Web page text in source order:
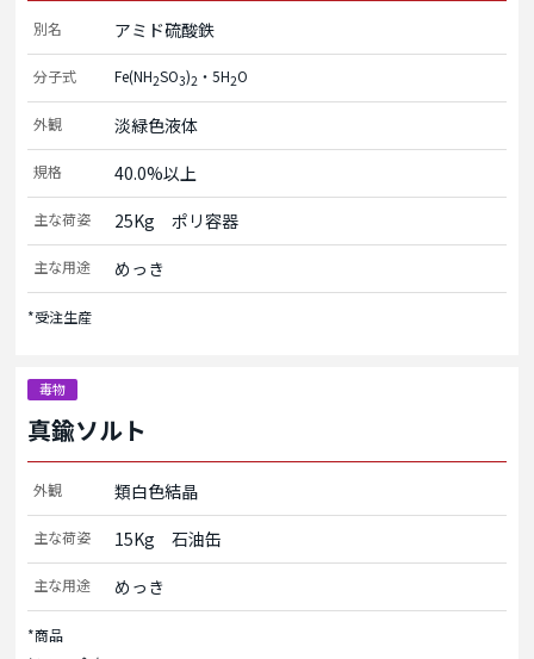
別名 アミド硫酸鉄
分子式 Fe(NH2SO3)2 ・5H2O
外観 淡緑色液体
規格 40.0%以上
主な荷姿 25Kg　ポリ容器
主な用途 めっき
*受注生産
毒物
真鍮ソルト
外観 類白色結晶
主な荷姿 15Kg　石油缶
主な用途 めっき
*商品